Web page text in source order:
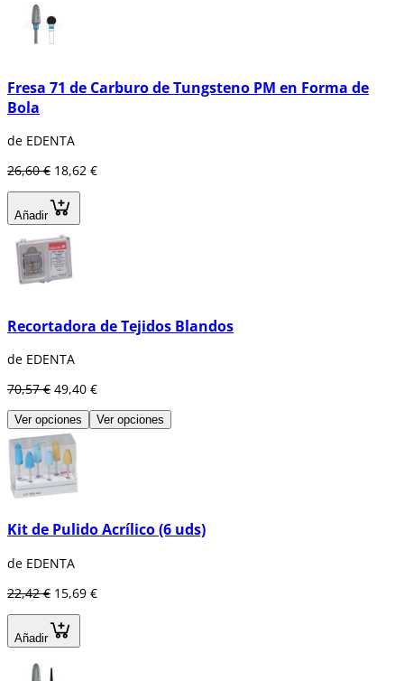
Fresa 71 de Carburo de Tungsteno PM en Forma de
Bola
de EDENTA
26,60 € 18,62 €
Añadir
Recortadora de Tejidos Blandos
de EDENTA
70,57 € 49,40 €
Ver opciones Ver opciones
Kit de Pulido Acrílico (6 uds)
de EDENTA
22,42 € 15,69 €
Añadir